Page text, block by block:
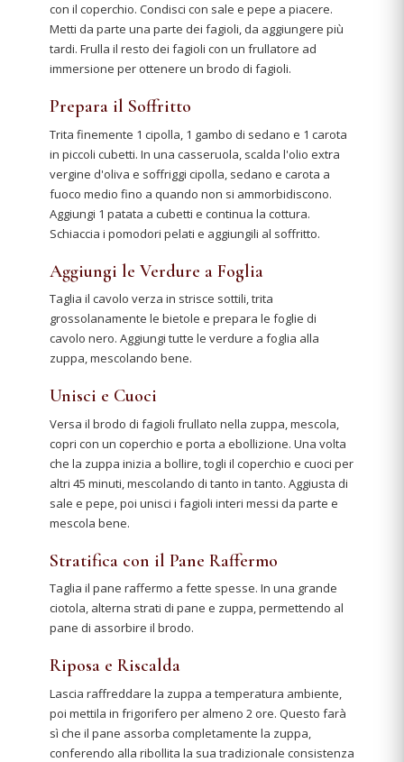
con il coperchio. Condisci con sale e pepe a piacere.
Metti da parte una parte dei fagioli, da aggiungere più
tardi. Frulla il resto dei fagioli con un frullatore ad
immersione per ottenere un brodo di fagioli.
Prepara il Soffritto
Trita finemente 1 cipolla, 1 gambo di sedano e 1 carota
in piccoli cubetti. In una casseruola, scalda l'olio extra
vergine d'oliva e soffriggi cipolla, sedano e carota a
fuoco medio fino a quando non si ammorbidiscono.
Aggiungi 1 patata a cubetti e continua la cottura.
Schiaccia i pomodori pelati e aggiungili al soffritto.
Aggiungi le Verdure a Foglia
Taglia il cavolo verza in strisce sottili, trita
grossolanamente le bietole e prepara le foglie di
cavolo nero. Aggiungi tutte le verdure a foglia alla
zuppa, mescolando bene.
Unisci e Cuoci
Versa il brodo di fagioli frullato nella zuppa, mescola,
copri con un coperchio e porta a ebollizione. Una volta
che la zuppa inizia a bollire, togli il coperchio e cuoci per
altri 45 minuti, mescolando di tanto in tanto. Aggiusta di
sale e pepe, poi unisci i fagioli interi messi da parte e
mescola bene.
Stratifica con il Pane Raffermo
Taglia il pane raffermo a fette spesse. In una grande
ciotola, alterna strati di pane e zuppa, permettendo al
pane di assorbire il brodo.
Riposa e Riscalda
Lascia raffreddare la zuppa a temperatura ambiente,
poi mettila in frigorifero per almeno 2 ore. Questo farà
sì che il pane assorba completamente la zuppa,
conferendo alla ribollita la sua tradizionale consistenza